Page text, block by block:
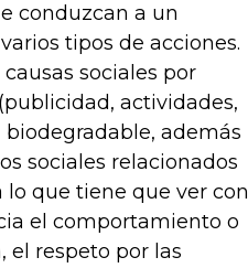
conduzcan a un
tipos de acciones.
sociales por
actividades,
además
sociales relacionados
lo que tiene que ver con
el comportamiento o
el respeto por las